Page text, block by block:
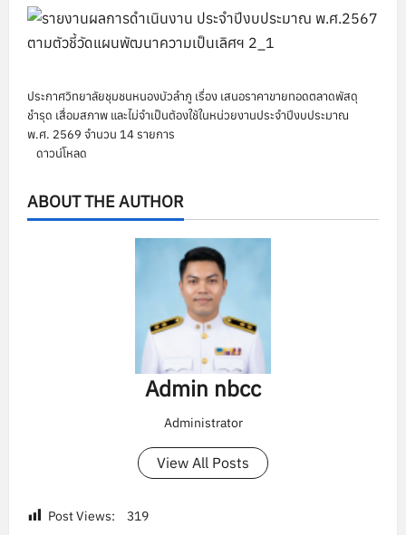
ประกาศวิทยาลัยชุมชนหนองบัวลำภู เรื่อง เสนอราคาขายทอดตลาดพัสดุ
ชำรุด เสื่อมสภาพ และไม่จำเป็นต้องใช้ในหน่วยงานประจำปีงบประมาณ
พ.ศ. 2569 จำนวน 14 รายการ
ดาวน์โหลด
ABOUT THE AUTHOR
Admin nbcc
Administrator
View All Posts
Post Views: 319